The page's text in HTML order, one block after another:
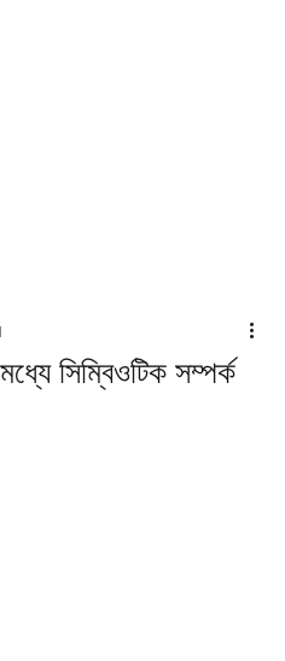
সিম্বিওটিক সম্পর্ক